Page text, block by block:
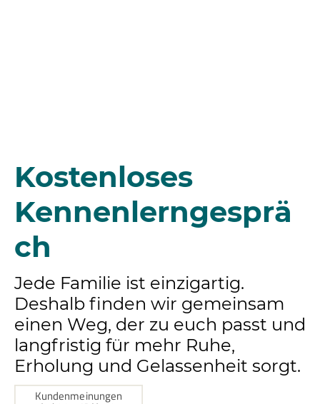
Kostenloses
Kennenlerngesprä
ch
Jede Familie ist einzigartig.
Deshalb finden wir gemeinsam
einen Weg, der zu euch passt und
langfristig für mehr Ruhe,
Erholung und Gelassenheit sorgt.